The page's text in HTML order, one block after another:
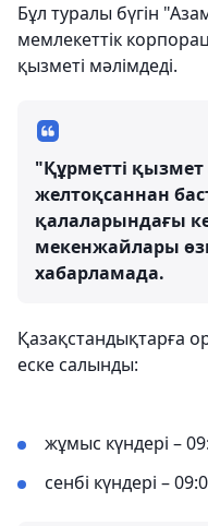
Бұл туралы бүгін
мемлекеттік
қызметі мәлімдеді.
"Құрметті
желтоқсаннан
қалаларындағы
мекенжайлары
хабарламада.
Қазақстандықтарға
еске салынды:
жұмыс күндері –
сенбі күндері –